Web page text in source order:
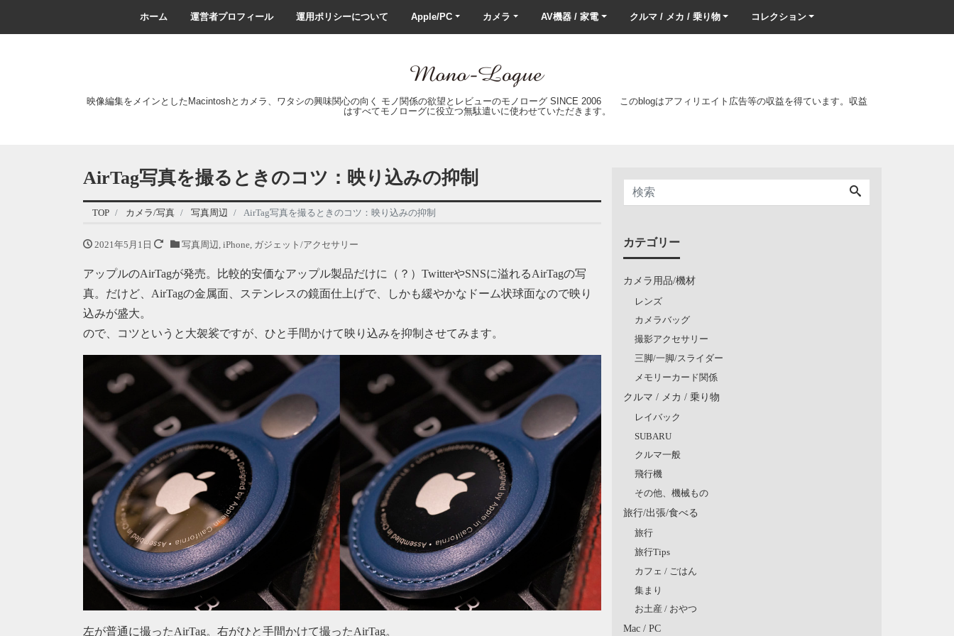
ホーム 運営者プロフィール 運用ポリシーについて Apple/PC カメラ AV機器 / 家電 クルマ / メカ / 乗り物 コレクション
映像編集をメインとしたMacintoshとカメラ、ワタシの興味関心の向く モノ関係の欲望とレビューのモノローグ SINCE 2006 このblogはアフィリエイト広告等の収益を得ています。収益
はすべてモノローグに役立つ無駄遣いに使わせていただきます。
AirTag写真を撮るときのコツ：映り込みの抑制
TOP カメラ/写真 写真周辺 AirTag写真を撮るときのコツ：映り込みの抑制
2021年5月1日 写真周辺, iPhone, ガジェット/アクセサリー
アップルのAirTagが発売。比較的安価なアップル製品だけに（？）TwitterやSNSに溢れるAirTagの写
真。だけど、AirTagの金属面、ステンレスの鏡面仕上げで、しかも緩やかなドーム状球面なので映り
込みが盛大。
ので、コツというと大袈裟ですが、ひと手間かけて映り込みを抑制させてみます。
左が普通に撮ったAirTag。右がひと手間かけて撮ったAirTag。
カテゴリー
カメラ用品/機材
レンズ
カメラバッグ
撮影アクセサリー
三脚/一脚/スライダー
メモリーカード関係
クルマ / メカ / 乗り物
レイバック
SUBARU
クルマ一般
飛行機
その他、機械もの
旅行/出張/食べる
旅行
旅行Tips
カフェ / ごはん
集まり
お土産 / おやつ
Mac / PC